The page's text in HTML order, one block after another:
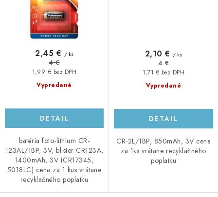
Vypredané
1,99 € bez DPH
2,45 € / ks
4 €
DETAIL
batéria foto-lithium CR-
123AL/1BP, 3V, blister CR123A,
1400mAh, 3V (CR17345,
5018LC) cena za 1 kus vrátane
recyklačného poplatku
Vypredané
1,71 € bez DPH
2,10 € / ks
4 €
DETAIL
CR-2L/1BP, 850mAh, 3V cena
za 1ks vrátane recyklačného
poplatku